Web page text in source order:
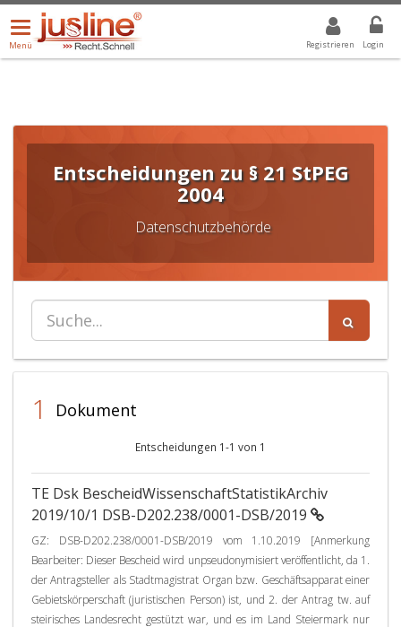
Registrieren Login
Menü
öffnen/schließen
Menü
ALLE DROPDOWN: GEWÄHLTER WERT IST ALLE
Entscheidungen zu § 21 StPEG
2004
Datenschutzbehörde
1 Dokument
Entscheidungen 1-1 von 1
TE Dsk BescheidWissenschaftStatistikArchiv
2019/10/1 DSB-D202.238/0001-DSB/2019
GZ: DSB-D202.238/0001-DSB/2019 vom 1.10.2019 [Anmerkung
Bearbeiter: Dieser Bescheid wird unpseudonymisiert veröffentlicht, da 1.
der Antragsteller als Stadtmagistrat Organ bzw. Geschäftsapparat einer
Gebietskörperschaft (juristischen Person) ist, und 2. der Antrag tw. auf
steirisches Landesrecht gestützt war, und es im Land Steiermark nur